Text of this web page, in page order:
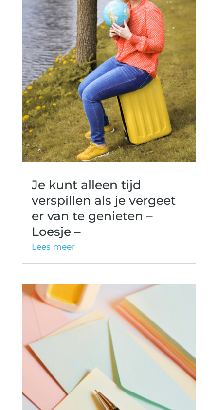
Je kunt alleen tijd
verspillen als je vergeet
er van te genieten –
Loesje –
Lees meer